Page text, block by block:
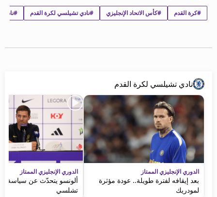
#كرة القدم #كأس الاتحاد الإنجليزي #نادي تشيلسي لكرة القدم #نادي
نادي تشيلسي لكرة القدم
الدوري الإنجليزي الممتاز
بعد إيقافه لفترة طويلة.. عودة مؤثرة
لمودريك
الدوري الإنجليزي الممتاز
ألونسو يتحدّث عن سياسة
تشلسي